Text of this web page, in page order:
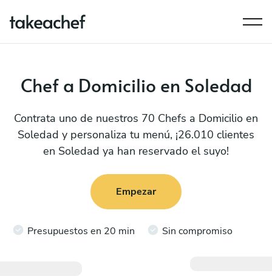
Chef a Domicilio en Soledad
Contrata uno de nuestros 70 Chefs a Domicilio en
Soledad y personaliza tu menú, ¡26.010 clientes
en Soledad ya han reservado el suyo!
Empezar
Presupuestos en 20 min Sin compromiso